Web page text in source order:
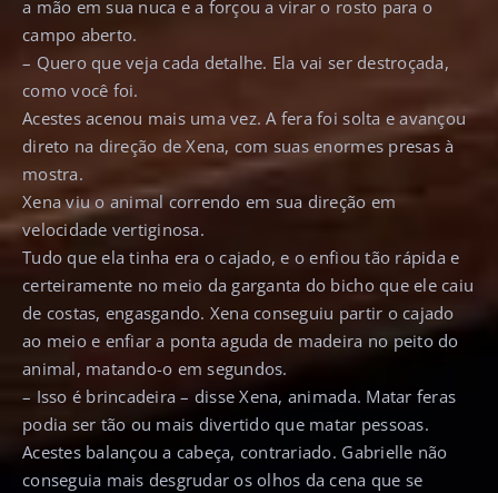
a mão em sua nuca e a forçou a virar o rosto para o
campo aberto.
– Quero que veja cada detalhe. Ela vai ser destroçada,
como você foi.
Acestes acenou mais uma vez. A fera foi solta e avançou
direto na direção de Xena, com suas enormes presas à
mostra.
Xena viu o animal correndo em sua direção em
velocidade vertiginosa.
Tudo que ela tinha era o cajado, e o enfiou tão rápida e
certeiramente no meio da garganta do bicho que ele caiu
de costas, engasgando. Xena conseguiu partir o cajado
ao meio e enfiar a ponta aguda de madeira no peito do
animal, matando-o em segundos.
– Isso é brincadeira – disse Xena, animada. Matar feras
podia ser tão ou mais divertido que matar pessoas.
Acestes balançou a cabeça, contrariado. Gabrielle não
conseguia mais desgrudar os olhos da cena que se